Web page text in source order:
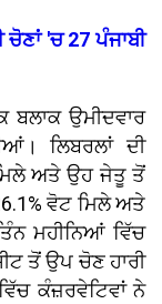
'ਚ 27 ਪੰਜਾਬੀ
ਬਲਾਕ ਉਮੀਦਵਾਰ
ਲਿਬਰਲਾਂ ਦੀ
ਅਤੇ ਉਹ ਜੇਤੂ ਤੋਂ
ਵੋਟ ਮਿਲੇ ਅਤੇ
ਮਹੀਨਿਆਂ ਵਿੱਚ
ਤੋਂ ਉਪ ਚੋਣ ਹਾਰੀ
ਕੰਜ਼ਰਵੇਟਿਵਾਂ ਨੇ